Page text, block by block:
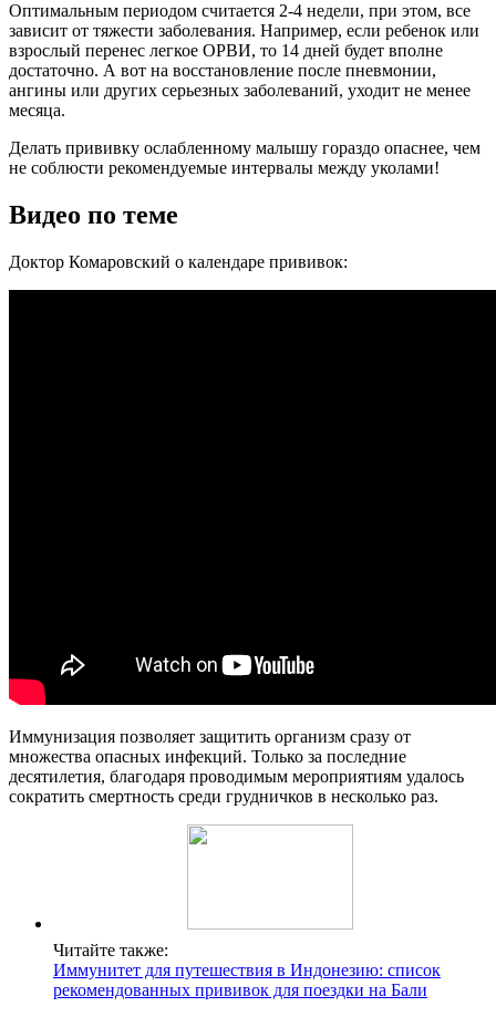
Оптимальным периодом считается 2-4 недели, при этом, все
зависит от тяжести заболевания. Например, если ребенок или
взрослый перенес легкое ОРВИ, то 14 дней будет вполне
достаточно. А вот на восстановление после пневмонии,
ангины или других серьезных заболеваний, уходит не менее
месяца.
Делать прививку ослабленному малышу гораздо опаснее, чем
не соблюсти рекомендуемые интервалы между уколами!
Видео по теме
Доктор Комаровский о календаре прививок:
Иммунизация позволяет защитить организм сразу от
множества опасных инфекций. Только за последние
десятилетия, благодаря проводимым мероприятиям удалось
сократить смертность среди грудничков в несколько раз.
Читайте также:
Иммунитет для путешествия в Индонезию: список
рекомендованных прививок для поездки на Бали